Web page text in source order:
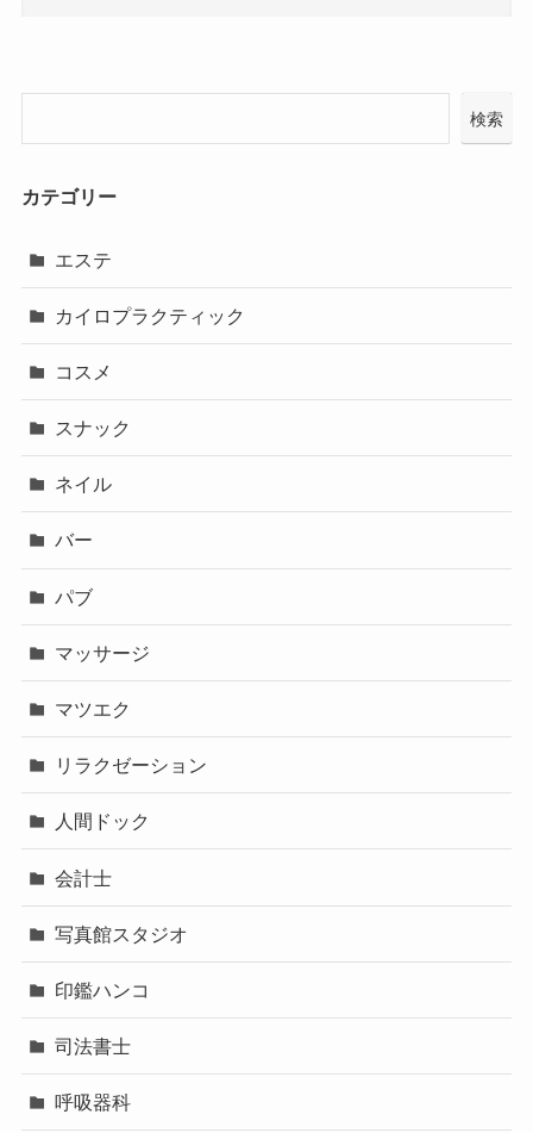
検索
カテゴリー
エステ
カイロプラクティック
コスメ
スナック
ネイル
バー
パブ
マッサージ
マツエク
リラクゼーション
人間ドック
会計士
写真館スタジオ
印鑑ハンコ
司法書士
呼吸器科